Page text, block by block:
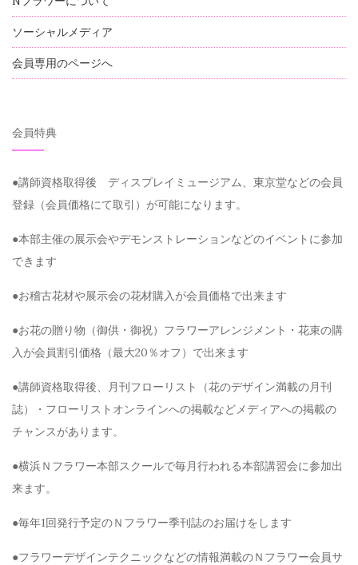
ソーシャルメディア
会員専用のページへ
会員特典
●講師資格取得後 ディスプレイミュージアム、東京堂などの会員
登録（会員価格にて取引）が可能になります。
●本部主催の展示会やデモンストレーションなどのイベントに参加
できます
●お稽古花材や展示会の花材購入が会員価格で出来ます
●お花の贈り物（御供・御祝）フラワーアレンジメント・花束の購
入が会員割引価格（最大20％オフ）で出来ます
●講師資格取得後、月刊フローリスト（花のデザイン満載の月刊
誌）・フローリストオンラインへの掲載などメディアへの掲載の
チャンスがあります。
●横浜Ｎフラワー本部スクールで毎月行われる本部講習会に参加出
来ます。
●毎年1回発行予定のＮフラワー季刊誌のお届けをします
●フラワーデザインテクニックなどの情報満載のＮフラワー会員サ